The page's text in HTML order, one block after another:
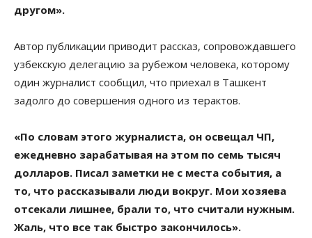
другом».
Автор публикации приводит рассказ, сопровождавшего
узбекскую делегацию за рубежом человека, которому
один журналист сообщил, что приехал в Ташкент
задолго до совершения одного из терактов.
«По словам этого журналиста, он освещал ЧП,
ежедневно зарабатывая на этом по семь тысяч
долларов. Писал заметки не с места события, а
то, что рассказывали люди вокруг. Мои хозяева
отсекали лишнее, брали то, что считали нужным.
Жаль, что все так быстро закончилось».